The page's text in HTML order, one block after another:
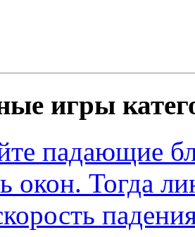
игры